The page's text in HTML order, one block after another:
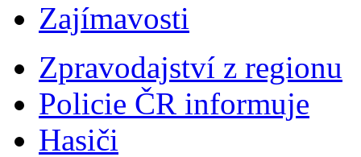
Zajímavosti
Zpravodajství z regionu
Policie ČR informuje
Hasiči